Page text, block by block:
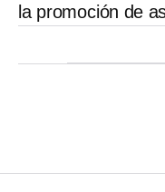
la promoción de